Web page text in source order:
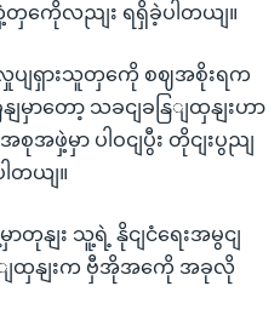
ကေိုလညျး ရရှိခဲ့ပါတယျ။
ပျရှားသူတှကေို စဈအစိုးရက
ျမှာတော့ သခငျခနြျထှနျးဟာ
စုအဖှဲ့မှာ ပါဝငျပွီး တိုငျးပွညျ
ါတယျ။
တုနျး သူ့ရဲ့ နိုငျငံရေးအမွငျ
ျထှနျးက ဗှီအိုအကေို အခုလို